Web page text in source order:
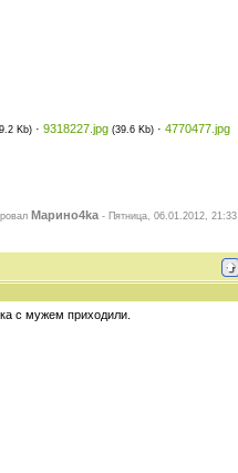
Kb) · 9318227.jpg (39.6 Kb) · 4770477.jpg
Марино4kа - Пятница, 06.01.2012, 21:33
с мужем приходили.